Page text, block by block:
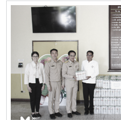
for Graduate Study and
(SEARCA) นับเป็นรางวัลเกีย
เก่าทุน SEARCA ผู้มีความสำเร็
และสร้างคุณูปการสำคัญต่อการ
และสังคมอย่างยั่งยืนรางวัล
Scholarship Alumni (OSSA)
เก่าผู้ได้รับทุนการศึกษาระดับบั
นำองค์ความรู้ ประสบการณ์ แล
ไปสร้างคุณประโยชน์ต่อองค์กร ชุม
ตะวันออกเฉียงใต้ ตลอดจนเป็นแ